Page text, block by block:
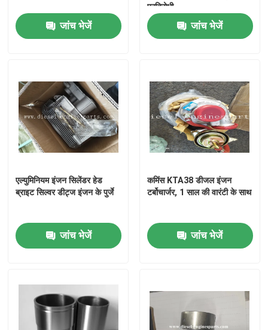
होम
उत्पाद
हमारे बारे में
जांच भेजें
प्रतिरोधी
जांच भेजें
एल्युमिनियम इंजन सिलेंडर हेड
ब्राइट सिल्वर डीट्ज इंजन के पुर्जे
जांच भेजें
कमिंस KTA38 डीजल इंजन
टर्बोचार्जर, 1 साल की वारंटी के साथ
जांच भेजें